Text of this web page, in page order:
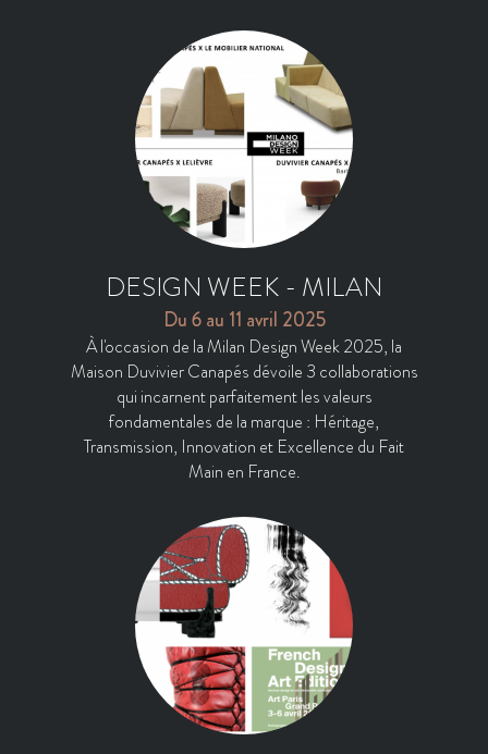
DESIGN WEEK - MILAN
Du 6 au 11 avril 2025
À l'occasion de la Milan Design Week 2025, la
Maison Duvivier Canapés dévoile 3 collaborations
qui incarnent parfaitement les valeurs
fondamentales de la marque : Héritage,
Transmission, Innovation et Excellence du Fait
Main en France.